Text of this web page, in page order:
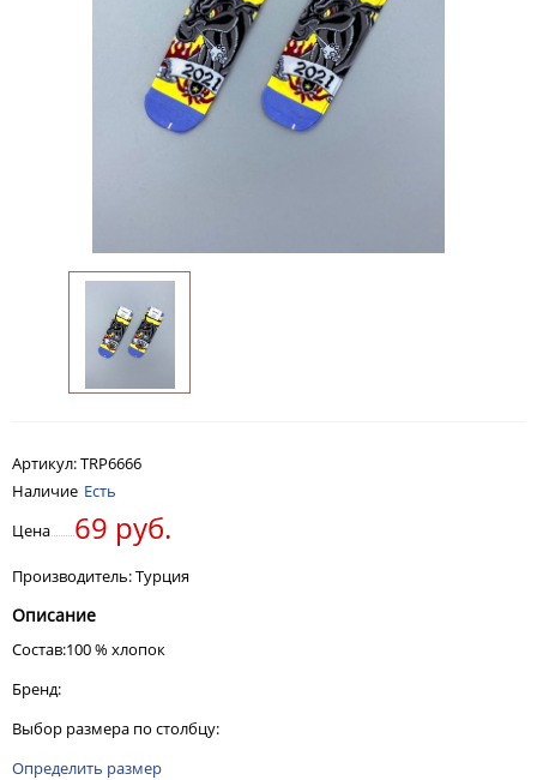
Артикул:TRP6666
Наличие Есть
Цена
69 руб.
Производитель: Турция
Описание
Состав:100 % хлопок
Бренд:
Выбор размера по столбцу:
Определить размер